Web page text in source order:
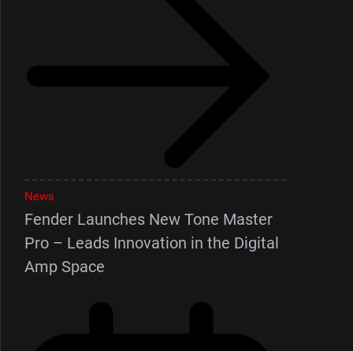
News
Fender Launches New Tone Master
Pro – Leads Innovation in the Digital
Amp Space